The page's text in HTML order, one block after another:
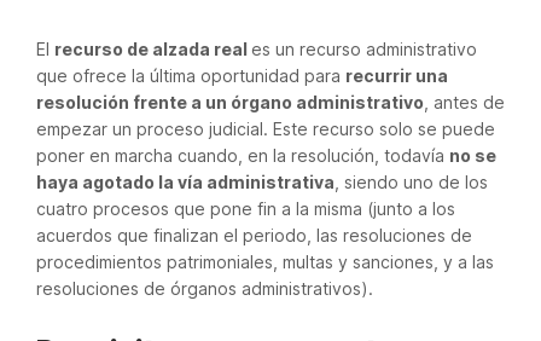
El recurso de alzada real es un recurso administrativo
que ofrece la última oportunidad para recurrir una
resolución frente a un órgano administrativo , antes de
empezar un proceso judicial. Este recurso solo se puede
poner en marcha cuando, en la resolución, todavía no se
haya agotado la vía administrativa , siendo uno de los
cuatro procesos que pone fin a la misma (junto a los
acuerdos que finalizan el periodo, las resoluciones de
procedimientos patrimoniales, multas y sanciones, y a las
resoluciones de órganos administrativos).